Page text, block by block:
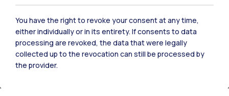
You have the right to revoke your consent at any time,
either individually or in its entirety. If consents to data
processing are revoked, the data that were legally
collected up to the revocation can still be processed by
the provider.